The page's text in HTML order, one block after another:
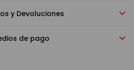
y Devoluciones
de pago